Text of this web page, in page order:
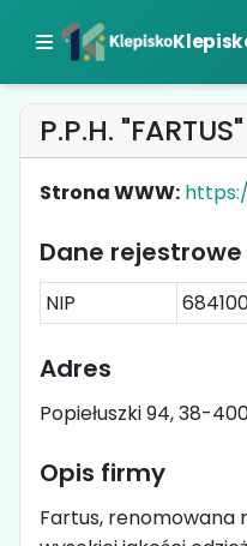
P.P.H.
Strona WWW:
Dane rejestrowe
NIP
Adres
Popiełuszki 94, 38-
Opis firmy
Fartus, renomowana